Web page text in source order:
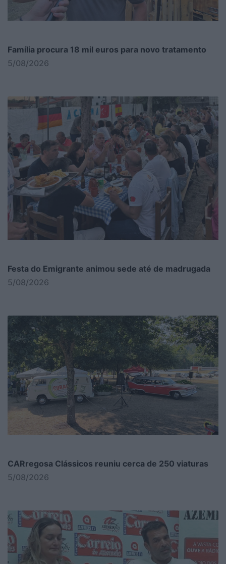
Família procura 18 mil euros para novo tratamento
5/08/2026
Festa do Emigrante animou sede até de madrugada
5/08/2026
CARregosa Clássicos reuniu cerca de 250 viaturas
5/08/2026